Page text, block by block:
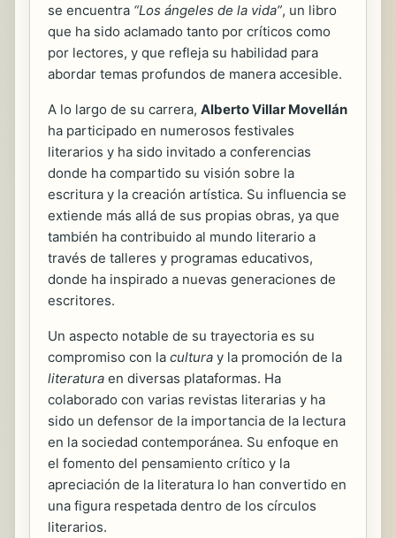
se encuentra “Los ángeles de la vida”, un libro
que ha sido aclamado tanto por críticos como
por lectores, y que refleja su habilidad para
abordar temas profundos de manera accesible.
A lo largo de su carrera, Alberto Villar Movellán
ha participado en numerosos festivales
literarios y ha sido invitado a conferencias
donde ha compartido su visión sobre la
escritura y la creación artística. Su influencia se
extiende más allá de sus propias obras, ya que
también ha contribuido al mundo literario a
través de talleres y programas educativos,
donde ha inspirado a nuevas generaciones de
escritores.
Un aspecto notable de su trayectoria es su
compromiso con la cultura y la promoción de la
literatura en diversas plataformas. Ha
colaborado con varias revistas literarias y ha
sido un defensor de la importancia de la lectura
en la sociedad contemporánea. Su enfoque en
el fomento del pensamiento crítico y la
apreciación de la literatura lo han convertido en
una figura respetada dentro de los círculos
literarios.